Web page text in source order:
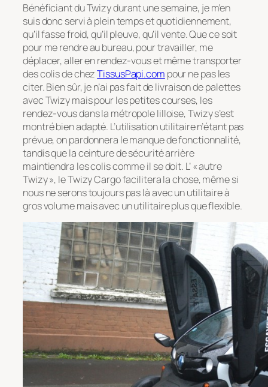
Bénéficiant du Twizy durant une semaine, je m’en
suis donc servi à plein temps et quotidiennement,
qu’il fasse froid, qu’il pleuve, qu’il vente. Que ce soit
pour me rendre au bureau, pour travailler, me
déplacer, aller en rendez-vous et même transporter
des colis de chezTissusPapi.com pour ne pas les
citer. Bien sûr, je n’ai pas fait de livraison de palettes
avec Twizy mais pour les petites courses, les
rendez-vous dans la métropole lilloise, Twizy s’est
montré bien adapté. L’utilisation utilitaire n’étant pas
prévue, on pardonnera le manque de fonctionnalité,
tandis que la ceinture de sécurité arrière
maintiendra les colis comme il se doit. L’ « autre
Twizy », le Twizy Cargo facilitera la chose, même si
nous ne serons toujours pas là avec un utilitaire à
gros volume mais avec un utilitaire plus que flexible.